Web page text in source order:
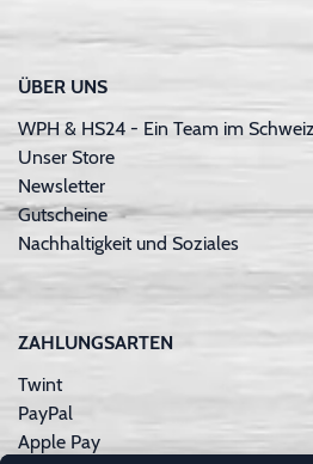
ÜBER UNS
WPH & HS24 - Ein Team im
Unser Store
Newsletter
Gutscheine
Nachhaltigkeit und Soziales
ZAHLUNGSARTEN
Twint
PayPal
Apple Pay